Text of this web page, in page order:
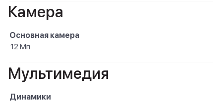
Камера
Основная камера
12 Мп
Мультимедия
Динамики